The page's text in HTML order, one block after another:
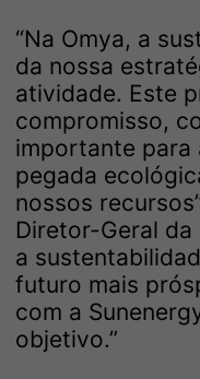
“Na Omya, a
da nossa
atividade. Este
compromisso,
importante para
pegada
nossos
Diretor-Geral da
a
futuro mais
com a
objetivo.”